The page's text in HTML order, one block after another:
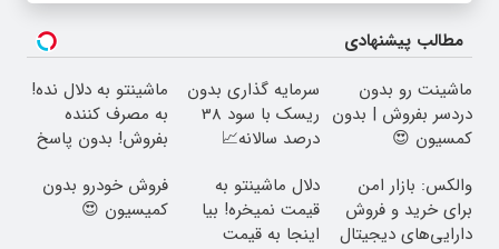
مطالب پیشنهادی
ماشینت رو بدون
دردسر بفروش | بدون
کمسیون 😍
سرمایه گذاری بدون
ریسک با سود 38
درصد سالانه📈
ماشینتو به دلال نده!
به مصرف کننده
بفروش! بدون پاسخ
والکس: بازار امن
برای خرید و فروش
دارایی‌های دیجیتال
دلال ماشینتو به
قیمت نمیخره! بیا
اینجا به قیمت
فروش خودرو بدون
کمیسیون 😍